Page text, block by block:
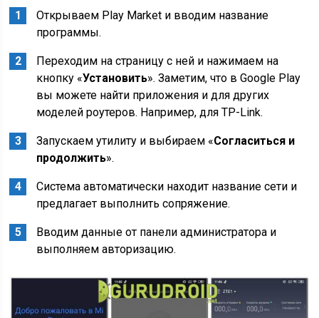
Открываем Play Market и вводим название
программы.
Переходим на страницу с ней и нажимаем на
кнопку «Установить». Заметим, что в Google Play
вы можете найти приложения и для других
моделей роутеров. Например, для TP-Link.
Запускаем утилиту и выбираем «Согласиться и
продолжить».
Система автоматически находит название сети и
предлагает выполнить сопряжение.
Вводим данные от панели администратора и
выполняем авторизацию.